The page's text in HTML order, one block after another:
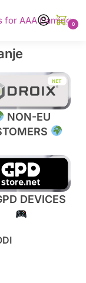
for AAA Gaming0
NON-EU
DEVICES